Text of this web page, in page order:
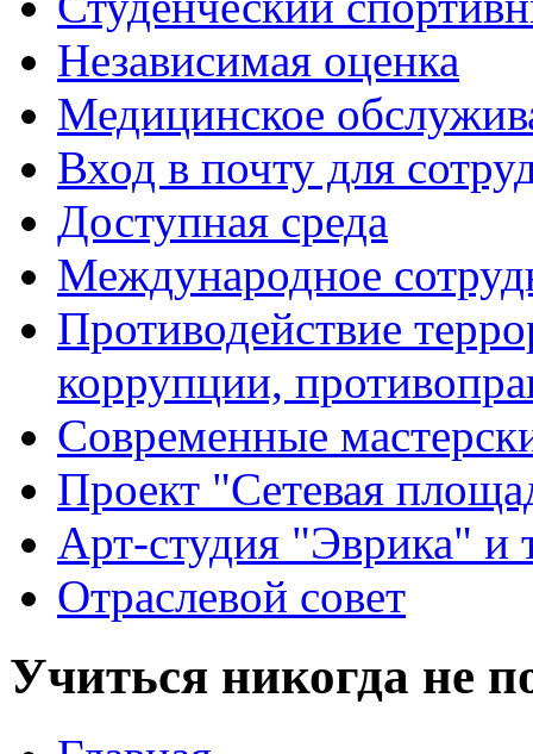
Независимая оценка
Медицинское
Вход в почту для
Доступная среда
Международное
Противодействие
коррупции,
Современные
Проект "Сетевая
Арт-студия "Эврика" и
Отраслевой совет
Учиться никогда не